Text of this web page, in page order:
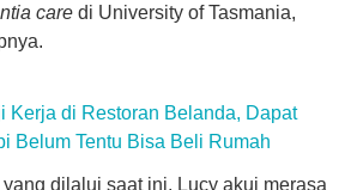
care di University of Tasmania,
Kerja di Restoran Belanda, Dapat
Belum Tentu Bisa Beli Rumah
dilalui saat ini, Lucy akui merasa